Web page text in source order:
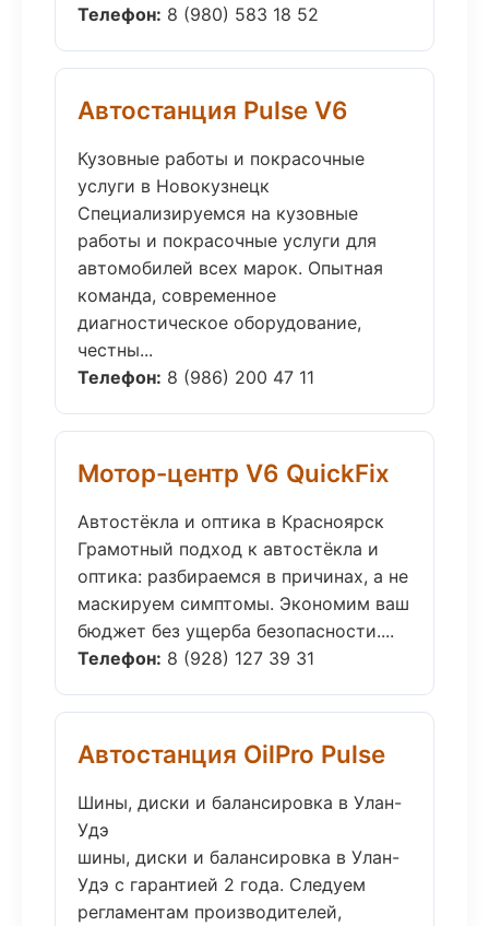
Телефон: 8 (980) 583 18 52
Автостанция Pulse V6
Кузовные работы и покрасочные
услуги в Новокузнецк
Специализируемся на кузовные
работы и покрасочные услуги для
автомобилей всех марок. Опытная
команда, современное
диагностическое оборудование,
честны...
Телефон: 8 (986) 200 47 11
Мотор-центр V6 QuickFix
Автостёкла и оптика в Красноярск
Грамотный подход к автостёкла и
оптика: разбираемся в причинах, а не
маскируем симптомы. Экономим ваш
бюджет без ущерба безопасности....
Телефон: 8 (928) 127 39 31
Автостанция OilPro Pulse
Шины, диски и балансировка в Улан-
Удэ
шины, диски и балансировка в Улан-
Удэ с гарантией 2 года. Следуем
регламентам производителей,